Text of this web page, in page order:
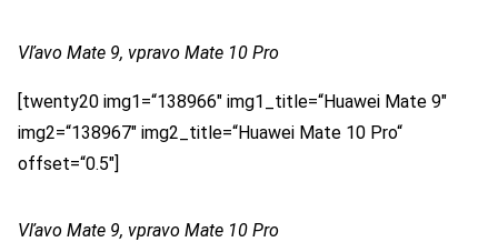
Vľavo Mate 9, vpravo Mate 10 Pro
[twenty20 img1=“138966″ img1_title=“Huawei Mate 9″
img2=“138967″ img2_title=“Huawei Mate 10 Pro“
offset=“0.5″]
Vľavo Mate 9, vpravo Mate 10 Pro